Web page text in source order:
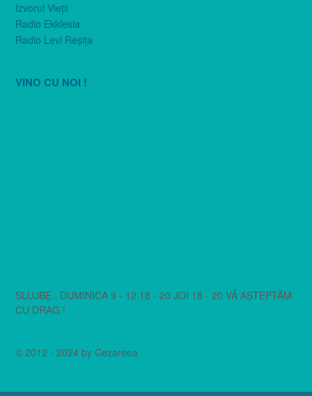
Izvorul Vieţii
Radio Ekklesia
Radio Levi Reşiţa
VINO CU NOI !
SLUJBE : DUMINICA 9 - 12 18 - 20 JOI 18 - 20 VĂ AȘTEPTĂM
CU DRAG !
© 2012 - 2024 by Cezareea